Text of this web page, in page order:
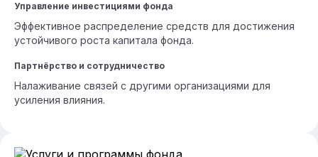
Управление инвестициями фонда
Эффективное распределение средств для достижения
устойчивого роста капитала фонда.
Партнёрство и сотрудничество
Налаживание связей с другими организациями для
усиления влияния.